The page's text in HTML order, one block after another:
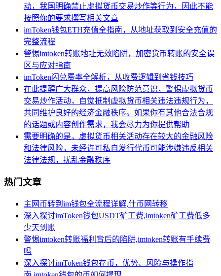
动，我国明确禁止虚拟货币交易炒作等行为，因此不能
按照你的要求撰写相关文章
imToken钱包ETH充值全指南，从地址获取到安全充值的
完整流程
警惕imtoken转账地址无效陷阱，加密货币转账的安全误
区与应对指南
imToken闪兑费率全解析，从收费逻辑到省钱技巧
在此提醒广大群众，提高风险防范意识，警惕虚拟货币
交易炒作活动，自觉抵制虚拟货币相关违法违规行为，
共同维护良好的经济金融秩序。如果你有其他合法合规
的话题或内容创作需求，我会尽力为你提供帮助
需要明确的是，虚拟货币相关活动存在较大的金融风险
和法律风险，未经许可私自发行代币可能涉嫌违反相关
法律法规，扰乱金融秩序
热门文章
主网币转到im钱包全流程详解,什币网转移
深入探讨imToken钱包USDT矿工费,imtoken矿工费低多
少天到账
警惕imtoken转账福利背后的陷阱,imtoken转账有手续费
吗
深入探讨imToken钱包存币，优势、风险与操作指